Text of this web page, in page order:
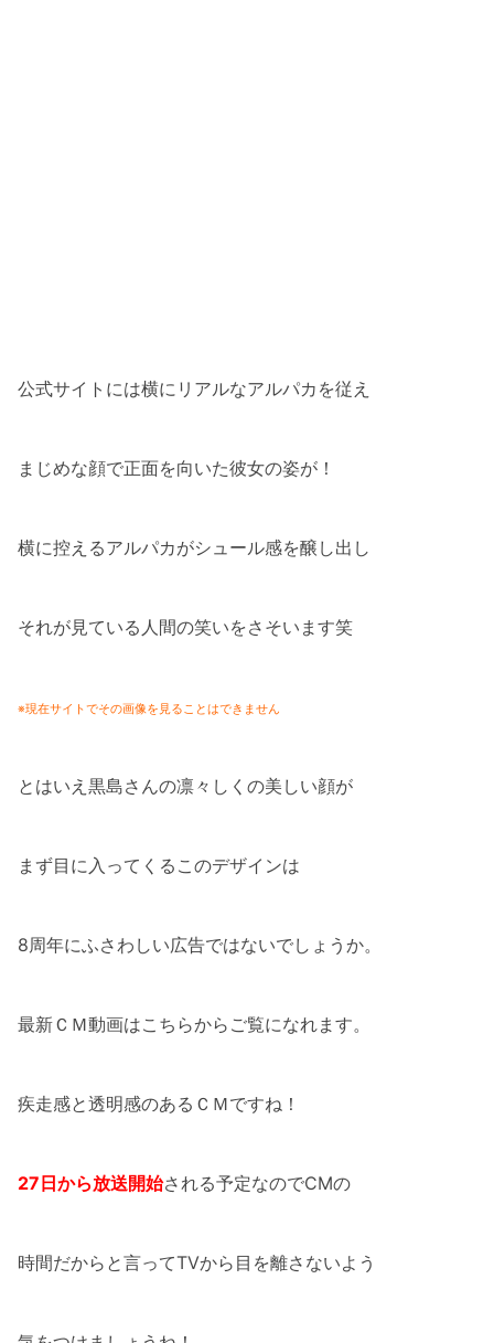
公式サイトには横にリアルなアルパカを従え
まじめな顔で正面を向いた彼女の姿が！
横に控えるアルパカがシュール感を醸し出し
それが見ている人間の笑いをさそいます笑
※現在サイトでその画像を見ることはできません
とはいえ黒島さんの凛々しくの美しい顔が
まず目に入ってくるこのデザインは
8周年にふさわしい広告ではないでしょうか。
最新ＣＭ動画はこちらからご覧になれます。
疾走感と透明感のあるＣＭですね！
27日から放送開始される予定なのでCMの
時間だからと言ってTVから目を離さないよう